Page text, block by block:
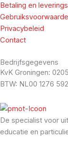
Betaling en
Privacybeleid
Contact
Bedrijfsgegevens
KvK Groningen:
BTW: NL00 1276
De specialist voor
educatie en